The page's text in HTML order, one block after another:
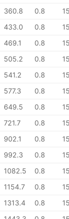
360.8 0.8
433.0 0.8
469.1 0.8
505.2 0.8
541.2 0.8
577.3 0.8
649.5 0.8
721.7 0.8
902.1 0.8
992.3 0.8
1082.5 0.8
1154.7 0.8
1313.4 0.8